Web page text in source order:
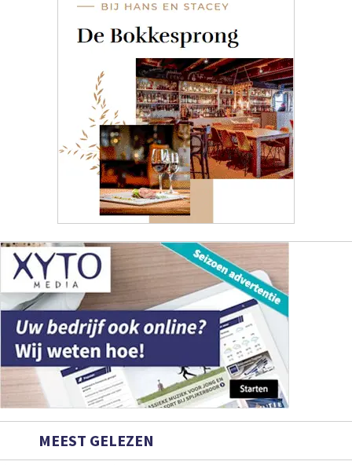
MEEST GELEZEN